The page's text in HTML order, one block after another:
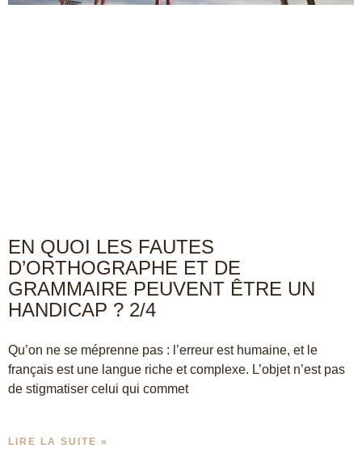
EN QUOI LES FAUTES
D’ORTHOGRAPHE ET DE
GRAMMAIRE PEUVENT ÊTRE UN
HANDICAP ? 2/4
Qu’on ne se méprenne pas : l’erreur est humaine, et le
français est une langue riche et complexe. L’objet n’est pas
de stigmatiser celui qui commet
LIRE LA SUITE »